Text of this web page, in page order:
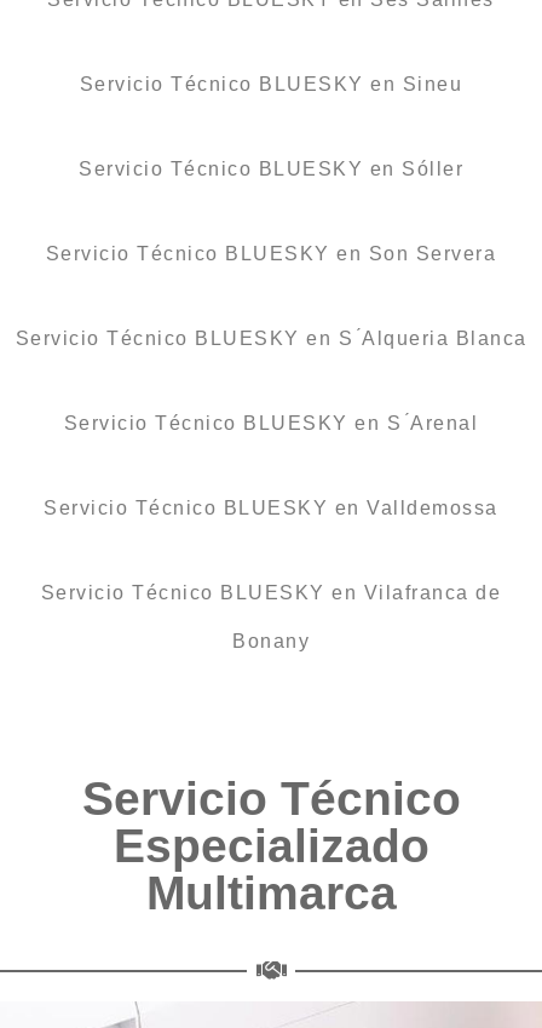
Servicio Técnico BLUESKY en Sineu
Servicio Técnico BLUESKY en Sóller
Servicio Técnico BLUESKY en Son Servera
Servicio Técnico BLUESKY en S ́Alqueria Blanca
Servicio Técnico BLUESKY en S ́Arenal
Servicio Técnico BLUESKY en Valldemossa
Servicio Técnico BLUESKY en Vilafranca de
Bonany
Servicio Técnico
Especializado
Multimarca